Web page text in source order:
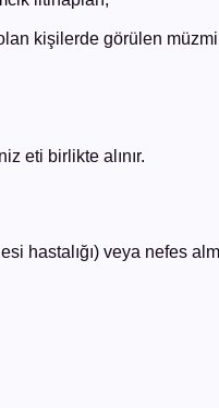
kişilerde görülen
eti birlikte alınır.
hastalığı) veya nefes